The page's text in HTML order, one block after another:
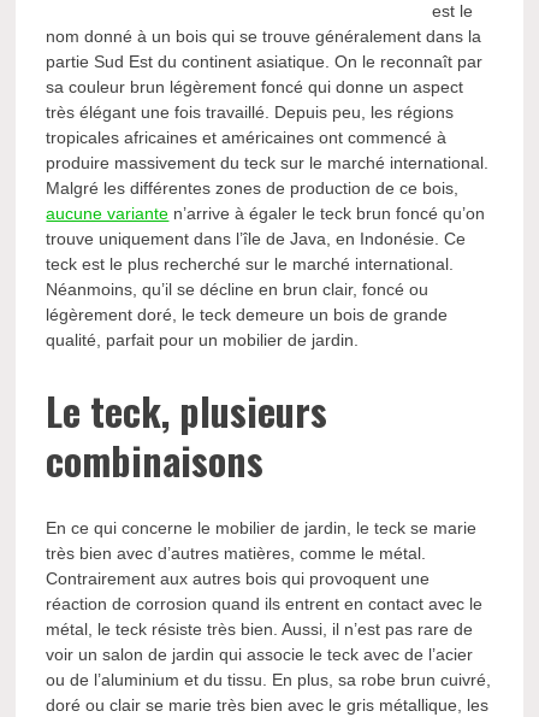
est le
nom donné à un bois qui se trouve généralement dans la
partie Sud Est du continent asiatique. On le reconnaît par
sa couleur brun légèrement foncé qui donne un aspect
très élégant une fois travaillé. Depuis peu, les régions
tropicales africaines et américaines ont commencé à
produire massivement du teck sur le marché international.
Malgré les différentes zones de production de ce bois,
aucune variante n’arrive à égaler le teck brun foncé qu’on
trouve uniquement dans l’île de Java, en Indonésie. Ce
teck est le plus recherché sur le marché international.
Néanmoins, qu’il se décline en brun clair, foncé ou
légèrement doré, le teck demeure un bois de grande
qualité, parfait pour un mobilier de jardin.
Le teck, plusieurs
combinaisons
En ce qui concerne le mobilier de jardin, le teck se marie
très bien avec d’autres matières, comme le métal.
Contrairement aux autres bois qui provoquent une
réaction de corrosion quand ils entrent en contact avec le
métal, le teck résiste très bien. Aussi, il n’est pas rare de
voir un salon de jardin qui associe le teck avec de l’acier
ou de l’aluminium et du tissu. En plus, sa robe brun cuivré,
doré ou clair se marie très bien avec le gris métallique, les